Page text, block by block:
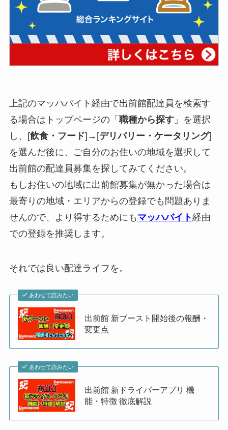
上記のマッハバイト経由で出前館配達員を検索す
る場合はトップページの「 職種から探す」を選択
し、[飲食・フード]→[デリバリー・ケータリング]
を選んだ後に、ご自分のお住いの地域を選択して
出前館の配達員募集を探してみてください。
もしお住いの地域に出前館募集が無かった場合は
最寄りの地域・エリアからの登録でも問題ありま
せんので、より得するためにも マッハバイト経由
での登録を推奨します。
それでは良い配達ライフを。
あわせて読みたい
出前館 新ブースト開始後の報酬・
変更点
あわせて読みたい
出前館 新ドライバーアプリ 機
能・特徴 徹底解説